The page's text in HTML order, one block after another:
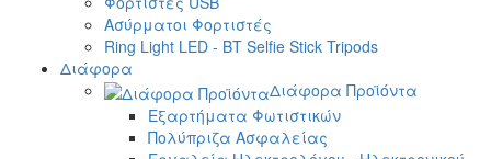
Ασύρματοι Φορτιστές
Ring Light LED - BT Selfie Stick Tripods
Διάφορα
Διάφορα Προϊόντα
Εξαρτήματα Φωτιστικών
Πολύπριζα Ασφαλείας